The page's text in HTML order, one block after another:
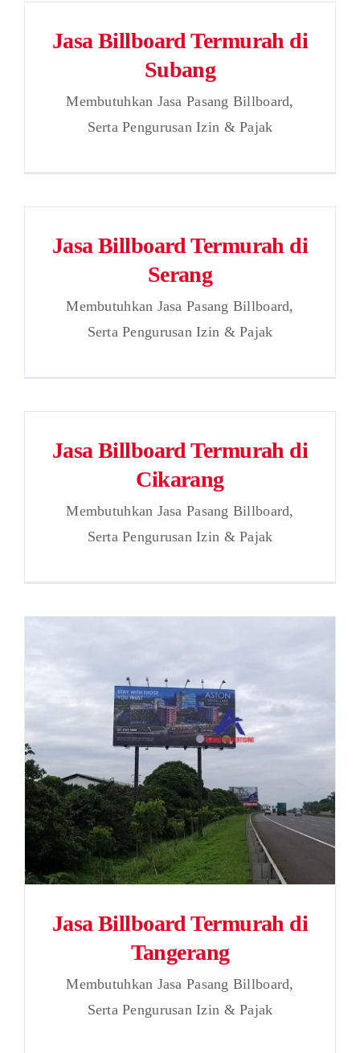
Jasa Billboard Termurah di
Subang
Membutuhkan Jasa Pasang Billboard,
Serta Pengurusan Izin & Pajak
Jasa Billboard Termurah di
Serang
Membutuhkan Jasa Pasang Billboard,
Serta Pengurusan Izin & Pajak
Jasa Billboard Termurah di
Cikarang
Membutuhkan Jasa Pasang Billboard,
Serta Pengurusan Izin & Pajak
Jasa Billboard Termurah di
Tangerang
Membutuhkan Jasa Pasang Billboard,
Serta Pengurusan Izin & Pajak